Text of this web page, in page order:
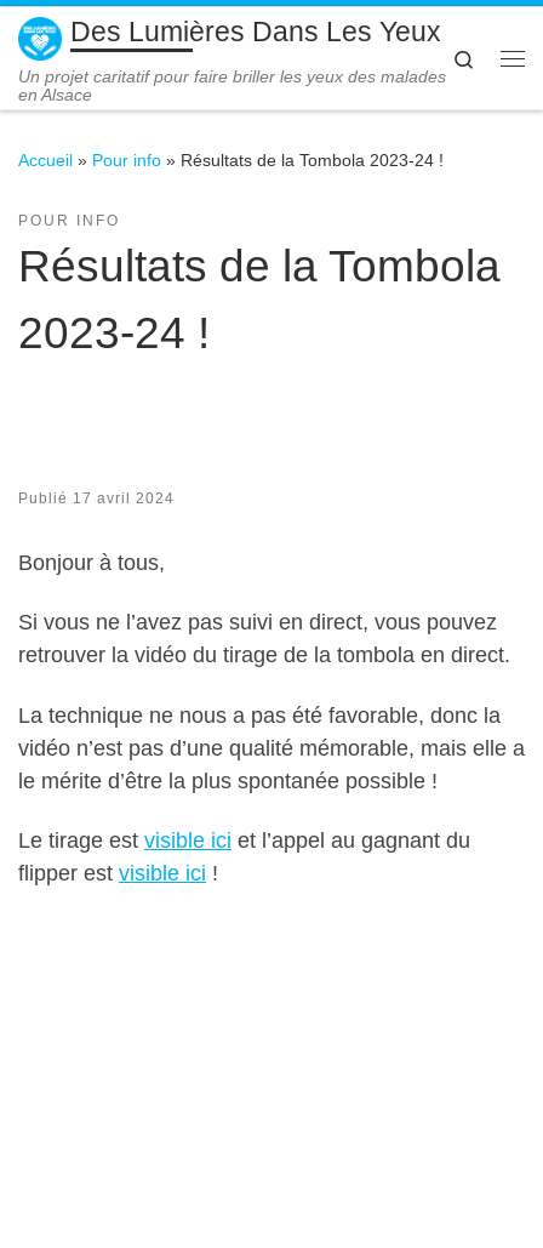
Passer au contenu
Des Lumières Dans Les Yeux
Un projet caritatif pour faire briller les yeux des malades
en Alsace
Search
Accueil » Pour info » Résultats de la Tombola 2023-24 !
POUR INFO
Résultats de la Tombola
2023-24 !
Publié 17 avril 2024
Bonjour à tous,
Si vous ne l’avez pas suivi en direct, vous pouvez
retrouver la vidéo du tirage de la tombola en direct.
La technique ne nous a pas été favorable, donc la
vidéo n’est pas d’une qualité mémorable, mais elle a
le mérite d’être la plus spontanée possible !
Le tirage est visible ici et l’appel au gagnant du
flipper est visible ici !